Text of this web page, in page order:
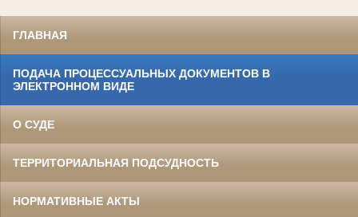
ГЛАВНАЯ
ПОДАЧА ПРОЦЕССУАЛЬНЫХ ДОКУМЕНТОВ В
ЭЛЕКТРОННОМ ВИДЕ
О СУДЕ
ТЕРРИТОРИАЛЬНАЯ ПОДСУДНОСТЬ
НОРМАТИВНЫЕ АКТЫ